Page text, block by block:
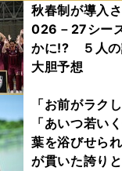
秋春制が導入
026－27シー
かに!? ５人の
大胆予想
「お前がラク
「あいつ若い
葉を浴びせら
が貫いた誇り